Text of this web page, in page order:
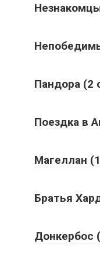
Пандора (2
Поездка в
Магеллан
Братья
Донкербос